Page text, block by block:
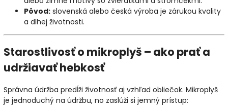
Pôvod: slovenská alebo česká výroba je zárukou kvality
a dlhej životnosti.
Starostlivosť o mikroplyš – ako prať a
udržiavať hebkosť
Správna údržba predĺži životnosť aj vzhľad obliečok. Mikroplyš
je jednoduchý na údržbu, no zaslúži si jemný prístup: